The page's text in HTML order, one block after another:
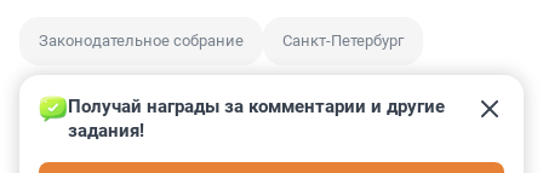
Законодательное собрание Санкт-Петербург
Получай награды за комментарии и другие
задания!